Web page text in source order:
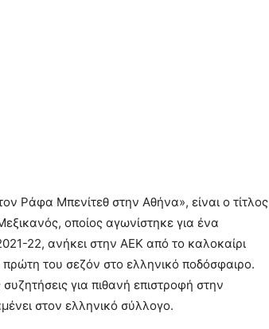
Ράφα Μπενίτεθ στην Αθήνα», είναι ο τίτλος
οποίος αγωνίστηκε για ένα
22, ανήκει στην ΑΕΚ από το καλοκαίρι
του σεζόν στο ελληνικό ποδόσφαιρο.
για πιθανή επιστροφή στην
στον ελληνικό σύλλογο.